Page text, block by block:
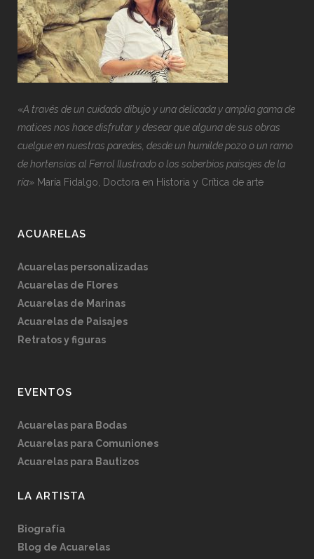
«A través de un cuidado dibujo y una delicada y amplia gama de
matices nos hace disfrutar y desear que alguna de sus obras
cuelgue en nuestras paredes, desde un humilde pozo o un ramo
de hortensias al Ferrol Ilustrado o los soberbios paisajes de la
ría» María Fidalgo, Doctora en Historia y Crítica de arte
ACUARELAS
Acuarelas personalizadas
Acuarelas de Flores
Acuarelas de Marinas
Acuarelas de Paisajes
Retratos y figuras
EVENTOS
Acuarelas para Bodas
Acuarelas para Comuniones
Acuarelas para Bautizos
LA ARTISTA
Biografía
Blog de Acuarelas